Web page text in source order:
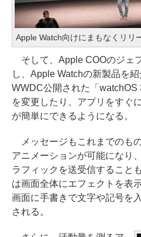
Apple Watch向けにまもなくリリ
そして、Apple COOのジェ
し、Apple Watchの新製品を
WWDC公開された「watchOS
を変更したり、アプリをすぐ
が簡単にできるようになる。
メッセージもこれまでのも
アニメーションが可能になり
ラフィックを送受信すること
は画面全体にエフェクトを表
画面に手書きで文字や記号を
される。